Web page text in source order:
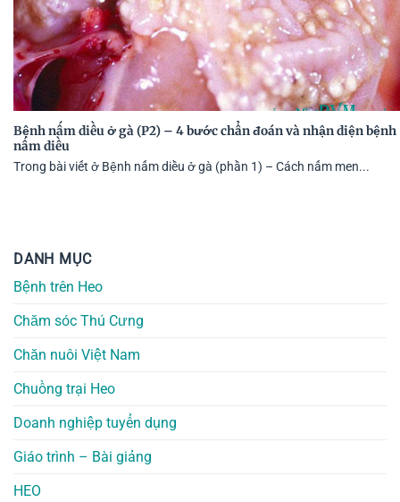
Bệnh nấm diều ở gà (P2) – 4 bước chẩn đoán và nhận diện bệnh
nấm diều
Trong bài viết ở Bệnh nấm diều ở gà (phần 1) – Cách nấm men...
DANH MỤC
Bệnh trên Heo
Chăm sóc Thú Cưng
Chăn nuôi Việt Nam
Chuồng trại Heo
Doanh nghiệp tuyển dụng
Giáo trình – Bài giảng
HEO